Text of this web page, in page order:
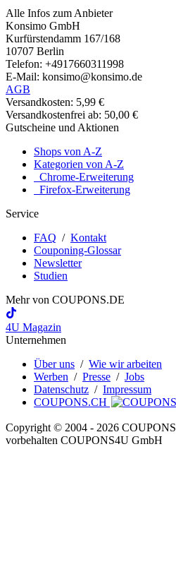
Alle Infos zum Anbieter
Konsimo GmbH
Kurfürstendamm 167/168
10707 Berlin
Telefon: +4917660311998
E-Mail: konsimo@konsimo.de
AGB
Versandkosten: 5,99 €
Versandkostenfrei ab: 50,00 €
Gutscheine und Aktionen
Shops von A-Z
Kategorien von A-Z
Chrome-Erweiterung
Firefox-Erweiterung
Service
FAQ / Kontakt
Couponing-Glossar
Newsletter
Studien
Mehr von COUPONS.DE
4U Magazin
Unternehmen
Über uns / Wie wir arbeiten
Werben / Presse / Jobs
Datenschutz / Impressum
COUPONS.CH
Copyright © 2004 ‐ 2026 COUPONS
vorbehalten COUPONS4U GmbH